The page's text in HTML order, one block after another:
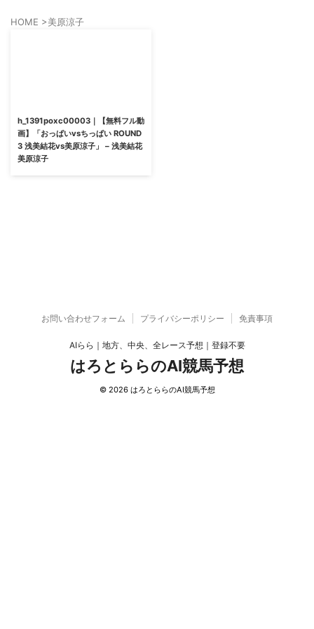
HOME >美原涼子
h_1391poxc00003｜【無料フル動
画】「おっぱいvsちっぱい ROUND
3 浅美結花vs美原涼子」 – 浅美結花
美原涼子
お問い合わせフォーム プライバシーポリシー 免責事項
AIらら｜地方、中央、全レース予想｜登録不要
はろとららのAI競馬予想
© 2026 はろとららのAI競馬予想